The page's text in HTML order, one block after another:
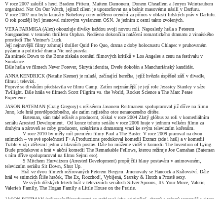
V roce 2007 založil s herci Bradem Pittem, Mattem Damonem, Donem Cheadlem a Jerrym Weintraubem
organizaci Not On Our Watch, jejímž cílem je upozorňovat na a bránit masovému násilí v Darfuru.
V roce 2007 mu bylo laureáty Nobelovy ceny uděleno ocenění za přínos v oblasti lidských práv v Darfufu.
O rok později byl jmenoval mírovým vyslancem OSN. Je jedním z osmi takto zvolených.
VERA FARMIGA (Alex) okouzluje diváky každou svoji novou rolí. Naposledy hrála s Peterem
Sarsgaardem v temném thrilleru Orphan. Nedávno dokončila natáčení romantického dramatu z vinařského
prostředí The Vintner’s Luck.
Její nejnovější filmy zahrnují thriller Quid Pro Quo, drama z doby holocaustu Chlapec v pruhovaném
pyžamu a politické drama Nic než pravda.
Za snímek Down to the Bone získala ocenění filmových kritiků v Los Angeles a cenu na festivalu v
Sundance.
Dále hrála ve filmech Never Forever, Skrytá identita, Dveře dokořán a Manchuriánský kandidát.
ANNA KENDRICK (Natalie Keener) je mladá, začínající herečka, jejíž hvězda úspěšně září v divadle,
filmu i televizi.
Poprvé se divákům představila ve filmu Camp. Zatím nejznámější je její role Jesssicy Stanley v sáze
Twilight. Dále hrála ve filmech Scott Pilgrim vs. the World, Rocket Science a The Marc Pease
Experience.
JASON BATEMAN (Craig Gregory) s režisérem Jasonem Reitmanem spolupracoval již dříve na filmu
Juno, kde hrál pravděpodobného, ale zatím nejistého otce nenarozeného dítěte.
Bateman, sám také režisér a producent, získal v roce 2004 Zlatý glóbus za roli v komediálním
seriálu Arrested Development. Od konce tohoto seriálu v roce 2006 hraje v jednom velkém filmu za
druhým a zároveň se coby producent, scénárista a dramaturg vrací ke svým televizním kořenům.
V roce 2010 by měly mít premiéru filmy Paul a The Baster. V roce 2009 pracoval na dvou
snímcích – ve své společnosti F+A Productions produkoval komedii Extract (zde i hrál) a v komedii
Trable v ráji ztělesnil jednu z hlavních postav. Dále ho můžeme vidět v komedii The Invention of Lying.
Bude produkovat a hrát v akční komedii The Remarkable Fellows, kterou režíruje Joe Carnahan (Bateman
s ním dříve spolupracoval na filmu Sejmi eso).
S Mitchem Hurwitzem (Arrested Development) propůjčili hlasy postavám v animovaném,
televizním seriálu Sit Down, Shut Up.
Hrál ve dvou filmech režírovaných Peterem Bergem. Jmenovaly se Hancock a Království. Dále
hrál ve snímcích Říše hraček, The Ex, Rozchod!, Vybíjená, Starsky & Hutch a Prostě sexy.
Ve svých dětských letech hrál v televizních seriálech Silver Spoons, It’s Your Move, Valerie,
Valerie’s Family, The Hogan Family a Little House on the Prairie.